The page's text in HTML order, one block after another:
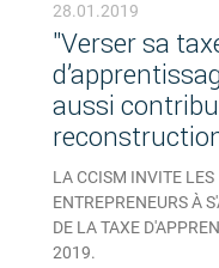
5 COMMENTAIRES
28.01.2019
"Verser sa
aussi
LA CCISM INVITE LES
ENTREPRENEURS À
DE LA TAXE
2019.